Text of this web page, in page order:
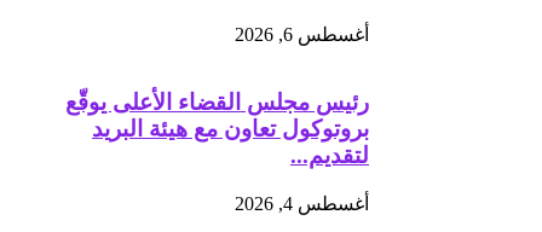
أغسطس 6, 2026
رئيس مجلس القضاء الأعلى يوقّع
بروتوكول تعاون مع هيئة البريد
لتقديم...
أغسطس 4, 2026